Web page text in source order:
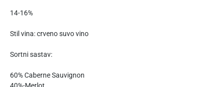
14-16%
Stil vina: crveno suvo vino
Sortni sastav:
60% Caberne Sauvignon